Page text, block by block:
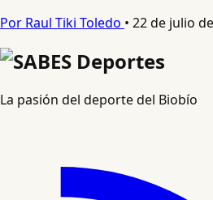
Por Raul Tiki Toledo • 22 de julio
La pasión del deporte del Biobío